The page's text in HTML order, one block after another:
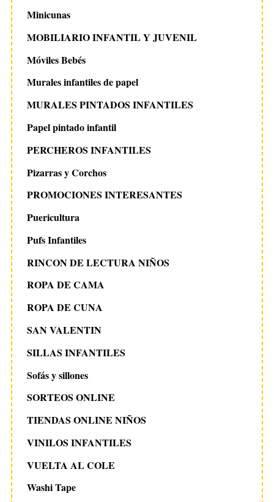
Minicunas
MOBILIARIO INFANTIL Y JUVENIL
Móviles Bebés
Murales infantiles de papel
MURALES PINTADOS INFANTILES
Papel pintado infantil
PERCHEROS INFANTILES
Pizarras y Corchos
PROMOCIONES INTERESANTES
Puericultura
Pufs Infantiles
RINCON DE LECTURA NIÑOS
ROPA DE CAMA
ROPA DE CUNA
SAN VALENTIN
SILLAS INFANTILES
Sofás y sillones
SORTEOS ONLINE
TIENDAS ONLINE NIÑOS
VINILOS INFANTILES
VUELTA AL COLE
Washi Tape